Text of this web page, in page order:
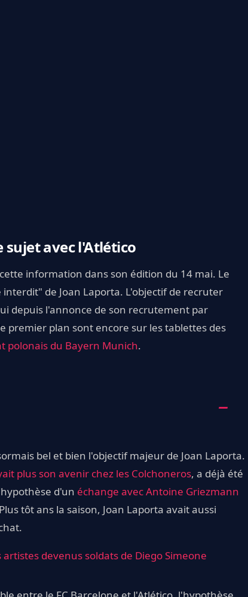
sujet avec l'Atlético
information dans son édition du 14 mai. Le
de Joan Laporta. L'objectif de recruter
depuis l'annonce de son recrutement par
premier plan sont encore sur les tablettes des
polonais du Bayern Munich.
bel et bien l'objectif majeur de Joan Laporta.
plus son avenir chez les Colchoneros, a déjà été
d'un échange avec Antoine Griezmann
tôt ans la saison, Joan Laporta avait aussi
artistes devenus soldats de Diego Simeone